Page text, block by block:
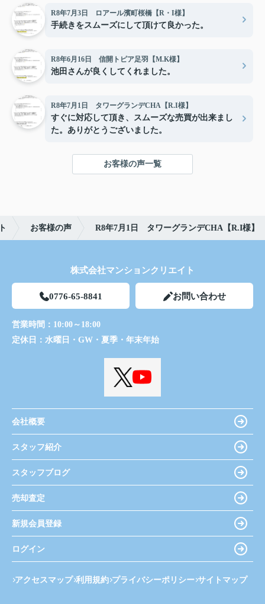
R8年7月3日 ロアール濱町桜橋【R・I様】
手続きをスムーズにして頂けて良かった。
R8年6月16日 信開トピア足羽【M.K様】
池田さんが良くしてくれました。
R8年7月1日 タワーグランデCHA【R.I様】
すぐに対応して頂き、スムーズな売買が出来まし
た。ありがとうございました。
お客様の声一覧
お客様の声 R8年7月1日 タワーグランデCHA【R.I様】
株式会社マンションクリエイト
0776-65-8841 お問い合わせ
営業時間： 10:00～18:00
定休日： 水曜日・GW・夏季・年末年始
会社概要
スタッフ紹介
スタッフブログ
売却査定
新規会員登録
ログイン
アクセスマップ 利用規約 プライバシーポリシー サイトマップ